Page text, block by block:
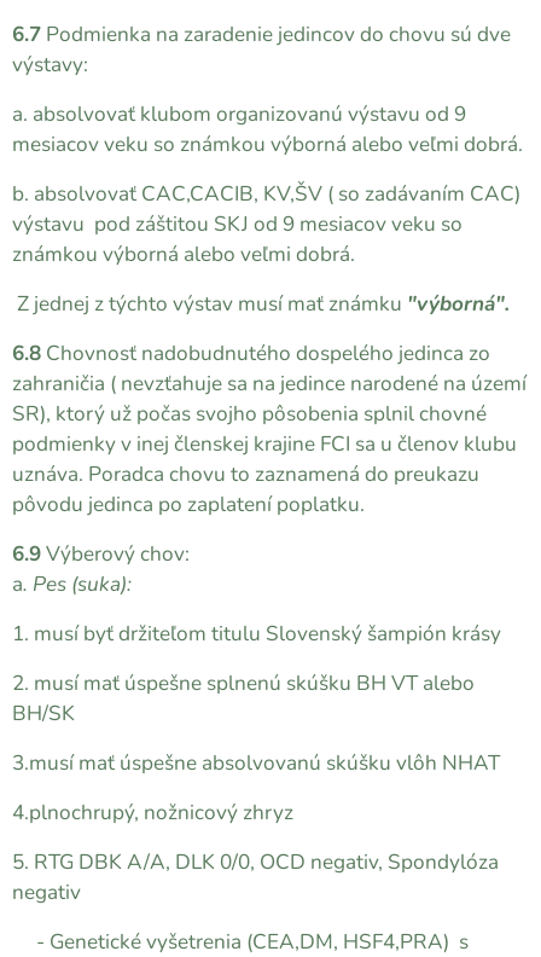
6.7 Podmienka na zaradenie jedincov do chovu sú dve
výstavy:
a. absolvovať klubom organizovanú výstavu od 9
mesiacov veku so známkou výborná alebo veľmi dobrá.
b. absolvovať CAC,CACIB, KV,ŠV ( so zadávaním CAC)
výstavu pod záštitou SKJ od 9 mesiacov veku so
známkou výborná alebo veľmi dobrá.
Z jednej z týchto výstav musí mať známku "výborná".
6.8 Chovnosť nadobudnutého dospelého jedinca zo
zahraničia ( nevzťahuje sa na jedince narodené na území
SR), ktorý už počas svojho pôsobenia splnil chovné
podmienky v inej členskej krajine FCI sa u členov klubu
uznáva. Poradca chovu to zaznamená do preukazu
pôvodu jedinca po zaplatení poplatku.
6.9Výberový chov:
a. Pes (suka):
1. musí byť držiteľom titulu Slovenský šampión krásy
2. musí mať úspešne splnenú skúšku BH VT alebo
BH/SK
3.musí mať úspešne absolvovanú skúšku vlôh NHAT
4.plnochrupý, nožnicový zhryz
5. RTG DBK A/A, DLK 0/0, OCD negativ, Spondylóza
negativ
- Genetické vyšetrenia (CEA,DM, HSF4,PRA) s